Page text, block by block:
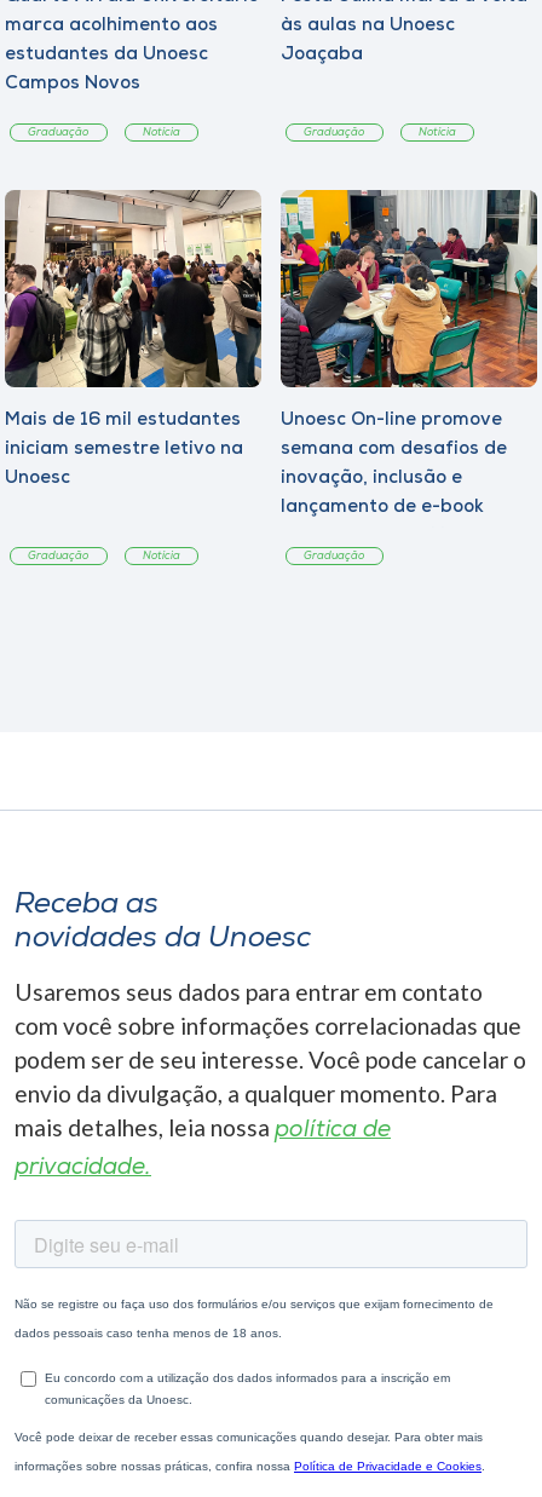
marca acolhimento aos
estudantes da Unoesc
Campos Novos
Graduação Notícia
às aulas na Unoesc
Joaçaba
Graduação Notícia
Mais de 16 mil estudantes
iniciam semestre letivo na
Unoesc
Graduação Notícia
Unoesc On-line promove
semana com desafios de
inovação, inclusão e
lançamento de e-book
Graduação
Receba as
novidades da Unoesc
Usaremos seus dados para entrar em contato
com você sobre informações correlacionadas que
podem ser de seu interesse. Você pode cancelar o
envio da divulgação, a qualquer momento. Para
mais detalhes, leia nossa política de
privacidade.